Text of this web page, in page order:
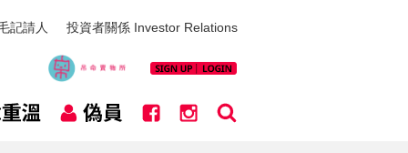
記請人 投資者關係 Investor Relations